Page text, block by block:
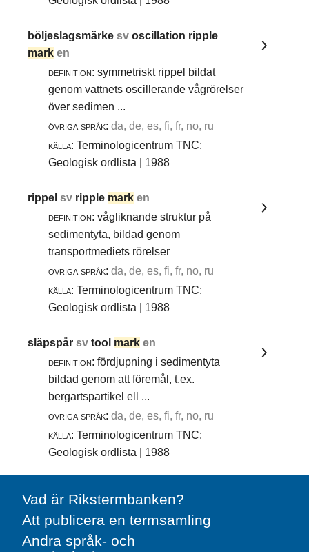
böljeslagsmärkesvoscillation ripple
mark en
definition: symmetriskt rippel bildat
genom vattnets oscillerande vågrörelser
över sedimen ...
övriga språk: da, de, es, fi, fr, no, ru
källa: Terminologicentrum TNC:
Geologisk ordlista | 1988
rippelsv ripple mark en
definition: vågliknande struktur på
sedimentyta, bildad genom
transportmediets rörelser
övriga språk: da, de, es, fi, fr, no, ru
källa: Terminologicentrum TNC:
Geologisk ordlista | 1988
släpspårsvtool mark en
definition: fördjupning i sedimentyta
bildad genom att föremål, t.ex.
bergartspartikel ell ...
övriga språk: da, de, es, fi, fr, no, ru
källa: Terminologicentrum TNC:
Geologisk ordlista | 1988
Vad är Rikstermbanken?
Att publicera en termsamling
Andra språk- och